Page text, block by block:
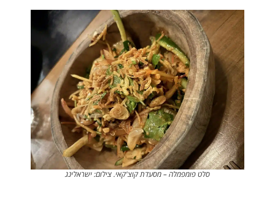
סלט פומפמלה – מסעדת קוצ'קאי. צילום: ישראלינג